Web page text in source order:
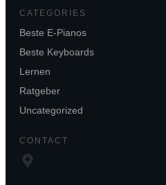
CATEGORIES
Beste E-Pianos
Beste Keyboards
Lernen
Ratgeber
Uncategorized
CONTACT